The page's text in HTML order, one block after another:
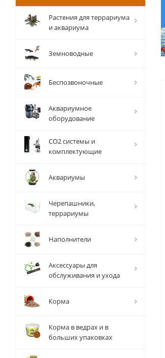
Растения для террариума
и аквариума
Земноводные
Беспозвоночные
Аквариумное
оборудование
СО2 системы и
комплектующие
Аквариумы
Черепашники,
террариумы
Наполнители
Аксессуары для
обслуживания и ухода
Корма
Корма в ведрах и в
больших упаковках